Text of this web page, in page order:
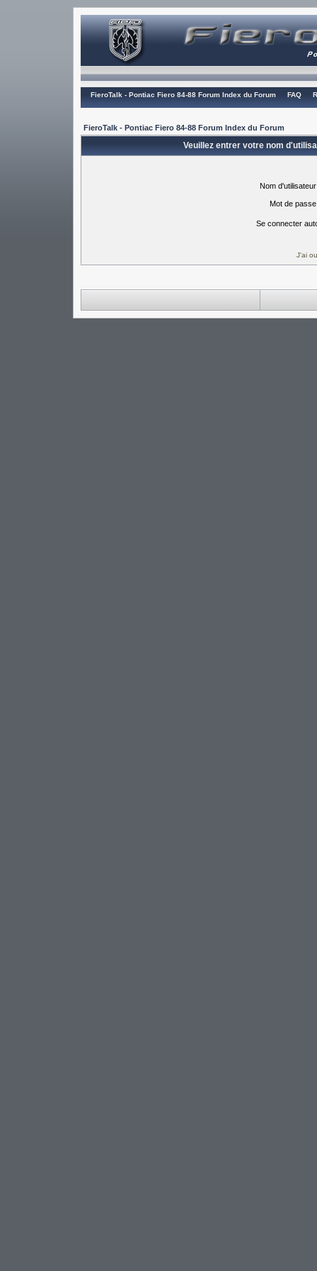
FieroTalk - Pontiac Fiero 84-88 Forum Index du Forum FAQ
FieroTalk - Pontiac Fiero 84-88 Forum Index du Forum
Veuillez entrer votre nom
Nom
Mot de
Se connecter
J'ai